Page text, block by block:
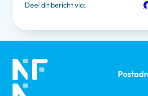
Deel dit bericht via: